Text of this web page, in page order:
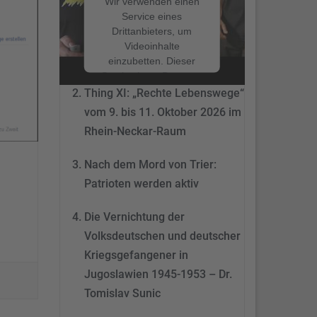
Service eines
Drittanbieters, um
Videoinhalte
einzubetten. Dieser
Service kann Daten zu
Ihren Aktivitäten
sammeln. Bitte lesen
Sie die Details durch
und stimmen Sie der
zu, um dieses Video
anzusehen.
Mehr
Informationen
Akzeptieren
powered by
Usercentrics Consent
Nach dem Mord von Trier:
Patrioten werden aktiv
Thing XI: „Rechte Lebenswege“
vom 9. bis 11. Oktober 2026 im
Rhein-Neckar-Raum
Nach dem Mord von Trier:
Patrioten werden aktiv
Die Vernichtung der
Volksdeutschen und deutscher
Kriegsgefangener in
Jugoslawien 1945-1953 – Dr.
Tomislav Sunic